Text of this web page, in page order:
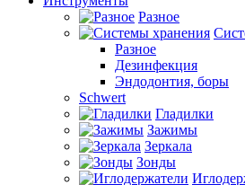
Разное
Разное
Дезинфекция
Эндодонтия, боры
Schwert
Гладилки
Зажимы
Зеркала
Зонды